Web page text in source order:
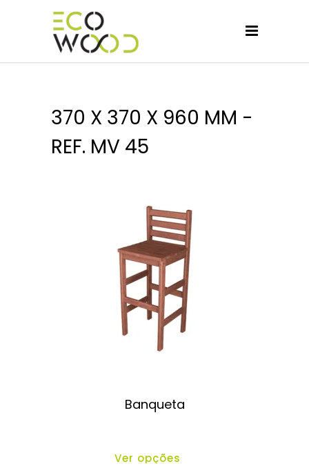
370 X 370 X 960 MM -
REF. MV 45
Banqueta
Ver opções